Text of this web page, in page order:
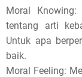
Moral
tentang arti
Untuk apa
baik.
Moral Feeling: